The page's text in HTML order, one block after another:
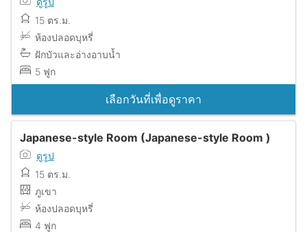
15 ตร.ม.
ห้องปลอดบุหรี่
ฝักบัวและอ่างอาบน้ำ
5 ฟูก
เลือกวันที่เพื่อดูราคา
Japanese-style Room (Japanese-style Room )
ดูรูป
15 ตร.ม.
ภูเขา
ห้องปลอดบุหรี่
4 ฟูก